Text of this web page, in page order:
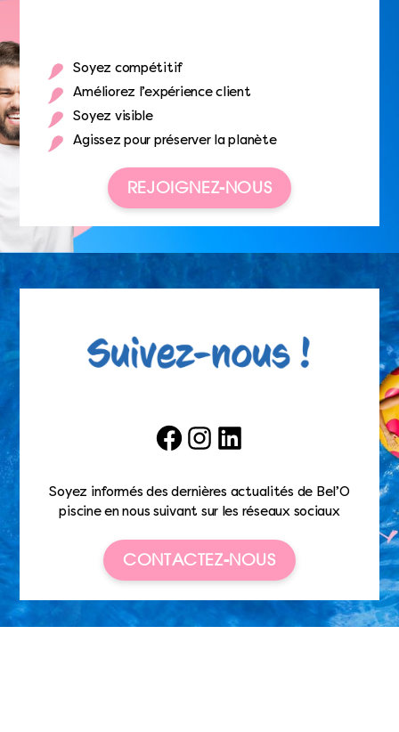
Soyez compétitif
Améliorez l’expérience client
Soyez visible
Agissez pour préserver la planète
REJOIGNEZ-NOUS
FacebookInstagramLinkedIn
Soyez informés des dernières actualités de Bel’O
piscine en nous suivant sur les réseaux sociaux
CONTACTEZ-NOUS